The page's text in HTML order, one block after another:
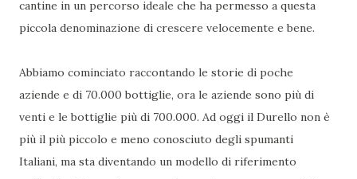
cantine in un percorso ideale che ha permesso a questa
piccola denominazione di crescere velocemente e bene.
Abbiamo cominciato raccontando le storie di poche
aziende e di 70.000 bottiglie, ora le aziende sono più di
venti e le bottiglie più di 700.000. Ad oggi il Durello non è
più il più piccolo e meno conosciuto degli spumanti
Italiani, ma sta diventando un modello di riferimento